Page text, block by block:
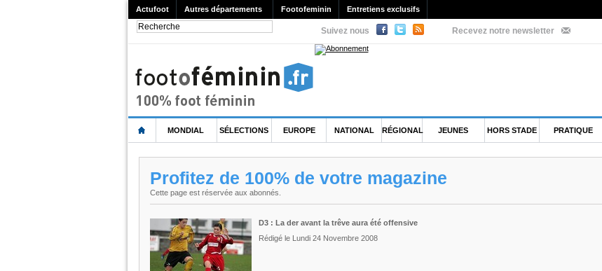
Actufoot Autres départements Footofeminin Entretiens exclusifs
Suivez nous Recevez notre newsletter
MONDIAL SÉLECTIONS EUROPE NATIONAL RÉGIONAL JEUNES HORS STADE PRATIQUE
Profitez de 100% de votre magazine
Cette page est réservée aux abonnés.
D3 : La der avant la trêve aura été offensive
Rédigé le Lundi 24 Novembre 2008